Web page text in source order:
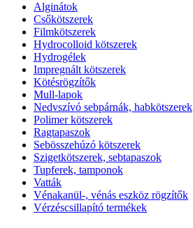
Alginátok
Csőkötszerek
Filmkötszerek
Hydrocolloid kötszerek
Hydrogélek
Impregnált kötszerek
Kötésrögzítők
Mull-lapok
Nedvszívó sebpárnák, habkötszerek
Polimer kötszerek
Ragtapaszok
Sebösszehúzó kötszerek
Szigetkötszerek, sebtapaszok
Tupferek, tamponok
Vatták
Vénakanül-, vénás eszköz rögzítők
Vérzéscsillapító termékek